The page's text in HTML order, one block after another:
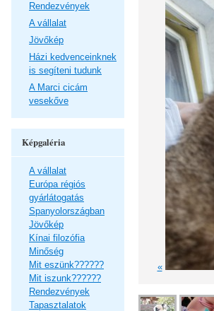
«
Rendezvények
A vállalat
Jövőkép
Házi kedvenceinknek
is segíteni tudunk
A Marci cicám
vesekőve
Képgaléria
A vállalat
Európa régiós
gyárlátogatás
Spanyolországban
Jövőkép
Kínai filozófia
Minőség
Mit eszünk??????
Mit iszunk??????
Rendezvények
Tapasztalatok